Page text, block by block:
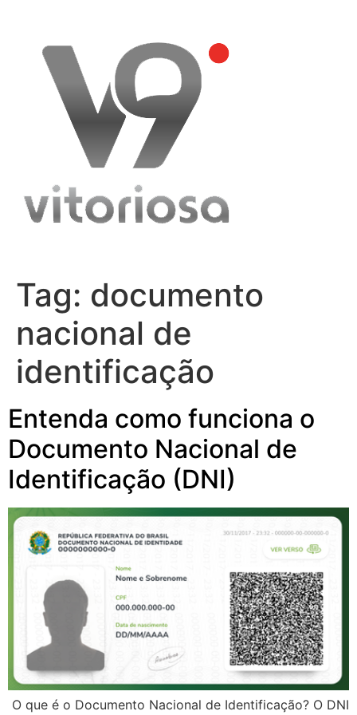
content
Tag: documento
nacional de
identificação
Entenda como funciona o
Documento Nacional de
Identificação (DNI)
­ O que é o Documento Nacional de Identificação? O DNI